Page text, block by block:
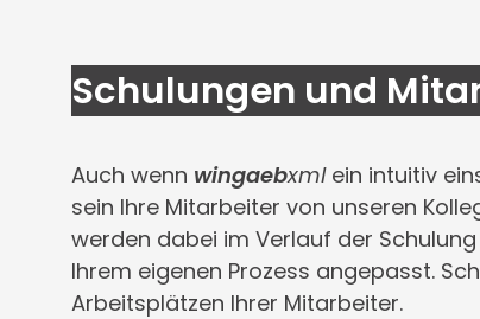
Schulungen und
Auch wenn wingaebxml ein intuitiv
sein Ihre Mitarbeiter von unseren
werden dabei im Verlauf der
Ihrem eigenen Prozess angepasst.
Arbeitsplätzen Ihrer Mitarbeiter.